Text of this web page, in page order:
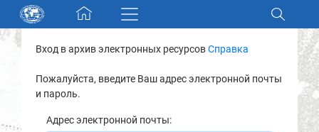
Skip navigation
Разделы и коллекции
Электронный каталог
Вход в архив электронных ресурсовСправка
Пожалуйста, введите Ваш адрес электронной почты
и пароль.
Адрес электронной почты: